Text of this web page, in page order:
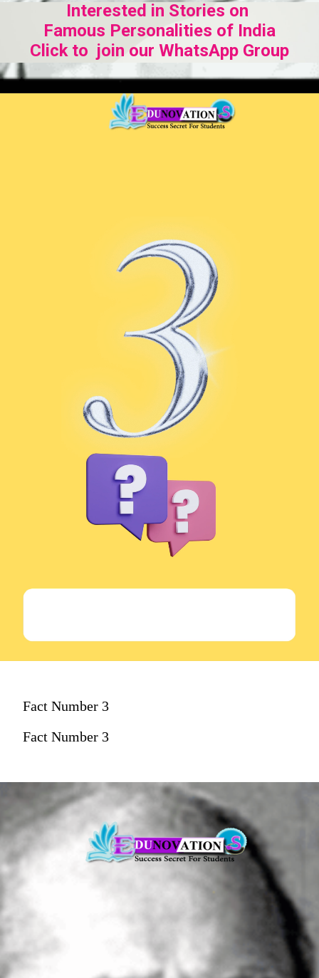
Interested in Stories on
Famous Personalities of India
Click to join our WhatsApp Group
Fact Number 3
Fact Number 3